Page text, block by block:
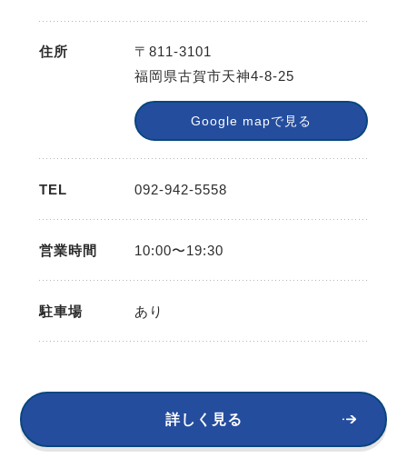
住所
〒811-3101
福岡県古賀市天神4-8-25
Google mapで見る
TEL 092-942-5558
営業時間 10:00〜19:30
駐車場 あり
詳しく見る